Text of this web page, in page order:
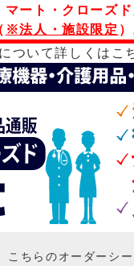
ート・クローズ
※法人・施設限定 ）
ついて詳しくはこ
こちらのオーダーシ